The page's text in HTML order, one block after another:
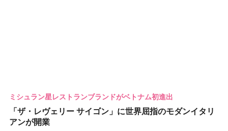
ミシュラン星レストランブランドがベトナム初進出
「ザ・レヴェリー サイゴン」に世界屈指のモダンイタリ
アンが開業